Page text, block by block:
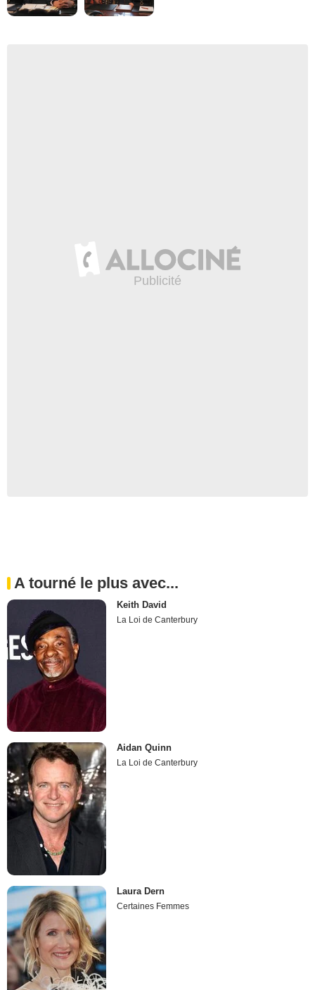
A tourné le plus avec...
Keith David
La Loi de Canterbury
Aidan Quinn
La Loi de Canterbury
Laura Dern
Certaines Femmes